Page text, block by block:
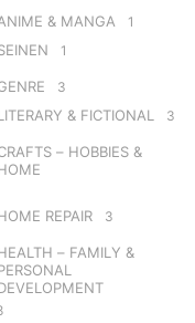
& MANGA 1
1
3
& FICTIONAL 3
– HOBBIES &
REPAIR 3
– FAMILY &